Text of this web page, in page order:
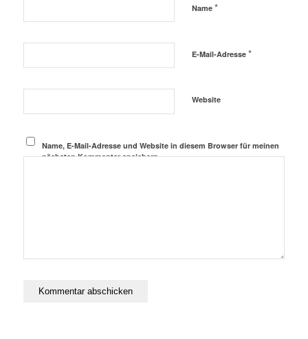
Name *
E-Mail-Adresse *
Website
Name, E-Mail-Adresse und Website in diesem Browser für meinen
nächsten Kommentar speichern.